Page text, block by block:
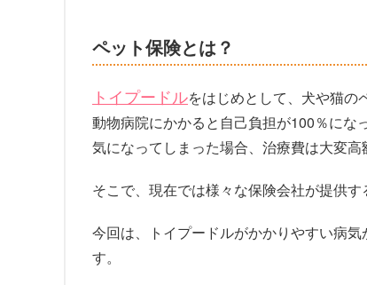
ペット保険とは？
トイプードルをはじめとして、犬や猫の
動物病院にかかると自己負担が100％にな
気になってしまった場合、治療費は大変高
そこで、現在では様々な保険会社が提供す
今回は、トイプードルがかかりやすい病
す。